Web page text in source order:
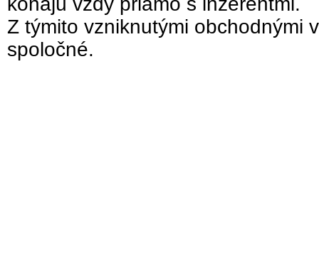
Z týmito vzniknutými obchodnými
spoločné.